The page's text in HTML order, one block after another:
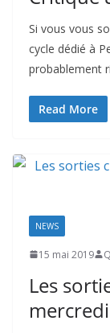
Si vous vous
cycle dédié à
probablement
Read More
NEWS
15 mai 2019
Les